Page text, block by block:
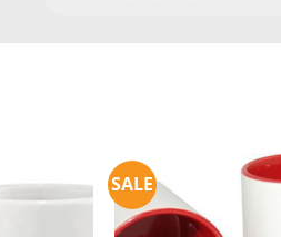
SALE